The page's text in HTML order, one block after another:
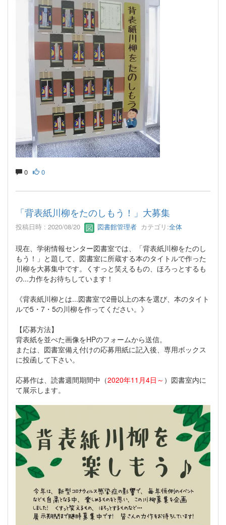
0 0
「背表紙川柳をたのしもう！」大募集
投稿日時 : 2020/08/20 図書館管理者 カテゴリ:全体
現在、学術情報センター図書室では、「背表紙川柳をたのし
もう！」と題して、図書室に所蔵する本のタイトルで作った
川柳を大募集中です。くすっと笑えるもの、ほろっとするも
の...力作をお待ちしています！
《背表紙川柳とは...図書室で2冊以上の本を選び、本のタイト
ルで5・7・5の川柳を作ってください。》
【応募方法】
背表紙を並べた画像をHPのフォームから送信。
または、図書室備え付けの応募用紙に記入後、専用ボックス
に投函して下さい。
応募作は、読書週間期間中（2020年11月4日～ ）図書室内に
て展示します。